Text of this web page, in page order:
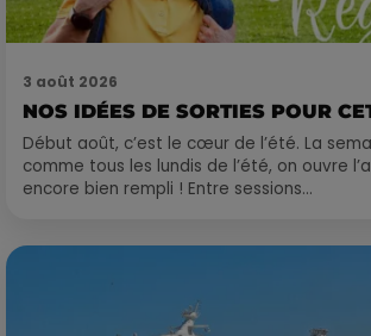
3 août 2026
NOS IDÉES DE SORTIES POUR
Début août, c’est le cœur de l’été. La
comme tous les lundis de l’été, on ouvre
encore bien rempli ! Entre sessions...